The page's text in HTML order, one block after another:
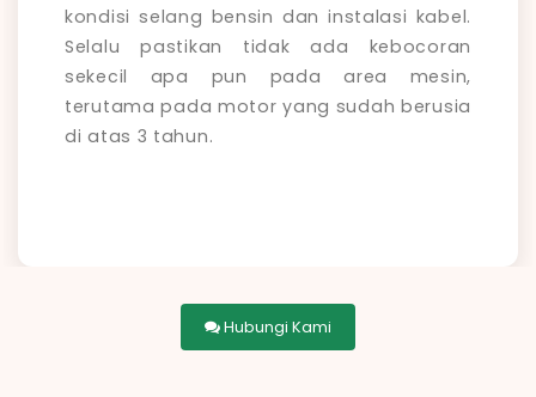
kondisi selang bensin dan instalasi kabel.
Selalu pastikan tidak ada kebocoran
sekecil apa pun pada area mesin,
terutama pada motor yang sudah berusia
di atas 3 tahun.
Hubungi Kami